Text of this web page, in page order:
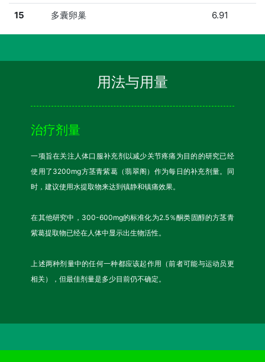
15 多囊卵巢 6.91
用法与用量
治疗剂量
一项旨在关注人体口服补充剂以减少关节疼痛为目的的研究已经
使用了3200mg方茎青紫葛（翡翠阁）作为每日的补充剂量。同
时，建议使用水提取物来达到镇静和镇痛效果。
在其他研究中，300-600mg的标准化为2.5％酮类固醇的方茎青
紫葛提取物已经在人体中显示出生物活性。
上述两种剂量中的任何一种都应该起作用（前者可能与运动员更
相关），但最佳剂量是多少目前仍不确定。